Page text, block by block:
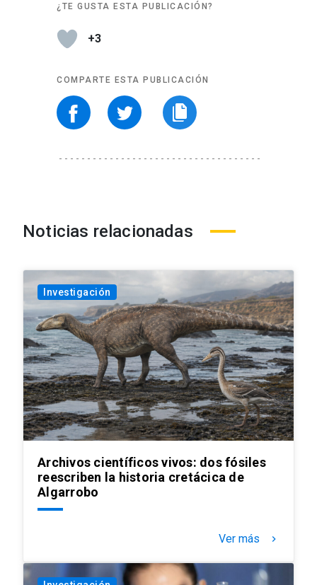
¿TE GUSTA ESTA PUBLICACIÓN?
+3
COMPARTE ESTA PUBLICACIÓN
Noticias relacionadas
Investigación
Archivos científicos vivos: dos fósiles
reescriben la historia cretácica de
Algarrobo
Ver más keyboard_arrow_right